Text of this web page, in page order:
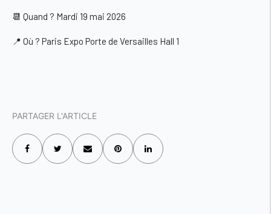
📆 Quand ? Mardi 19 mai 2026
📍 Où ? Paris Expo Porte de Versailles Hall 1
PARTAGER L'ARTICLE